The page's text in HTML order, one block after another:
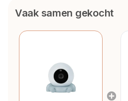
Vaak samen gekocht